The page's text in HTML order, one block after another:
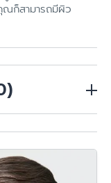
ก็สามารถมีผิว
ให้กลับมาเข้มขึ้น
กันอย่างสม่ำเสมอ
?